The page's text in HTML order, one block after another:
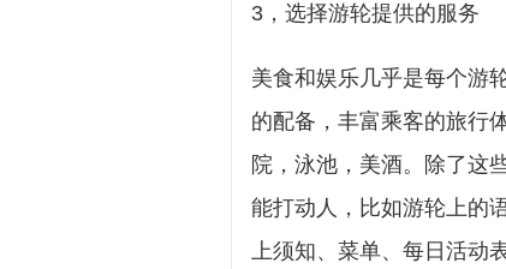
3，选择游轮提供的服务
美食和娱乐几乎是每个游
的配备，丰富乘客的旅行
院，泳池，美酒。除了这
能打动人，比如游轮上的
上须知、菜单、每日活动